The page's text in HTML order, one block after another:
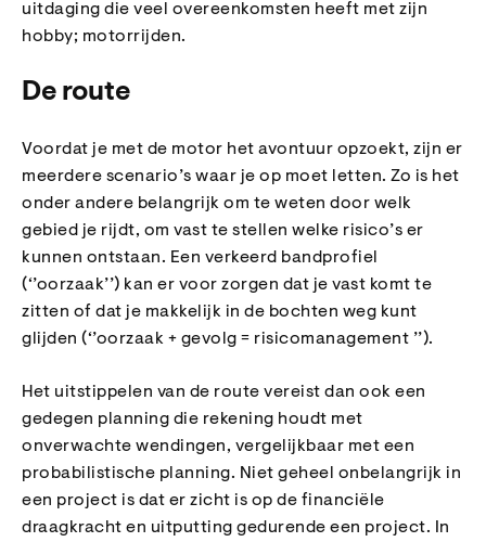
uitdaging die veel overeenkomsten heeft met zijn
hobby; motorrijden.
De route
Voordat je met de motor het avontuur opzoekt, zijn er
meerdere scenario’s waar je op moet letten. Zo is het
onder andere belangrijk om te weten door welk
gebied je rijdt, om vast te stellen welke risico’s er
kunnen ontstaan. Een verkeerd bandprofiel
(‘’oorzaak’’) kan er voor zorgen dat je vast komt te
zitten of dat je makkelijk in de bochten weg kunt
glijden (‘’oorzaak + gevolg = risicomanagement ’’).
Het uitstippelen van de route vereist dan ook een
gedegen planning die rekening houdt met
onverwachte wendingen, vergelijkbaar met een
probabilistische planning. Niet geheel onbelangrijk in
een project is dat er zicht is op de financiële
draagkracht en uitputting gedurende een project. In